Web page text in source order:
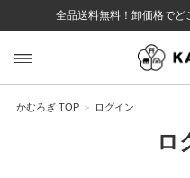
全品送料無料！卸価格で
ト 様
マイページ
戻る
かむろぎ TOP ログイン
ロ